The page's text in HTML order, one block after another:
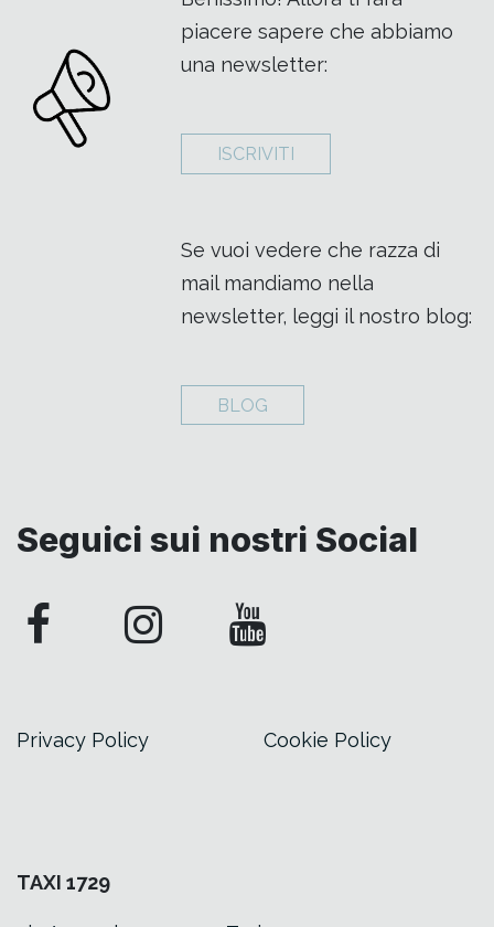
piacere sapere che abbiamo
una newsletter:
ISCRIVITI
Se vuoi vedere che razza di
mail mandiamo nella
newsletter, leggi il nostro blog:
BLOG
Seguici sui nostri Social
Privacy Policy Cookie Policy
TAXI 1729